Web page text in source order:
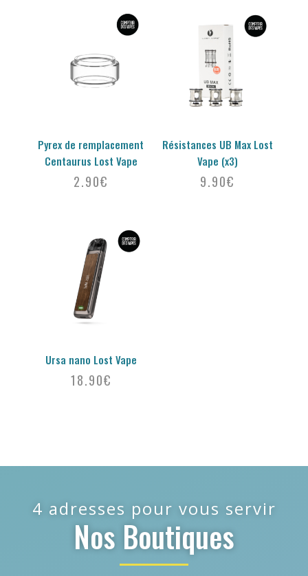
Pyrex de remplacement
Centaurus Lost Vape
2.90€
Résistances UB Max Lost
Vape (x3)
9.90€
Ursa nano Lost Vape
18.90€
4 adresses pour vous servir
Nos Boutiques